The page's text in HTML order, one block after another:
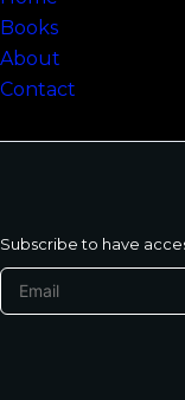
Books
About
Contact
Subscribe to have